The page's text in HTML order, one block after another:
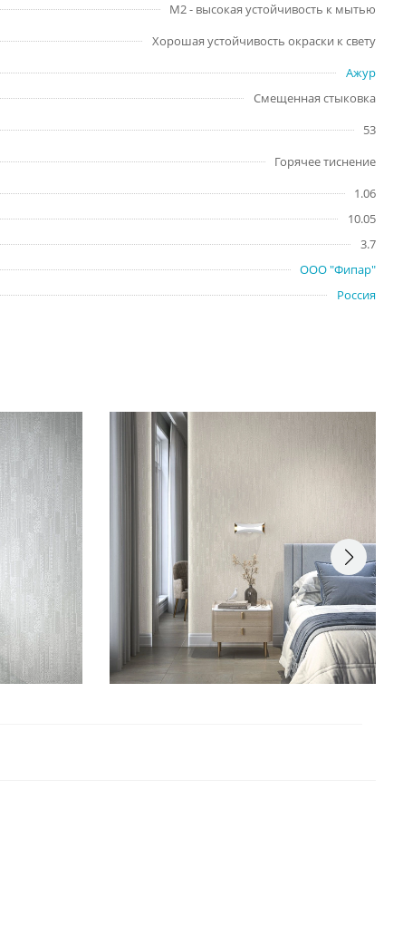
М2 - высокая устойчивость к мытью
Хорошая устойчивость окраски к свету
Ажур
Смещенная стыковка
53
Горячее тиснение
1.06
10.05
3.7
ООО "Фипар"
Россия